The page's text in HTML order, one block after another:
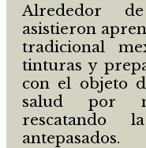
Alrededor
asistieron
tradicional
tinturas y
con el objeto
salud por
rescatando
antepasados.